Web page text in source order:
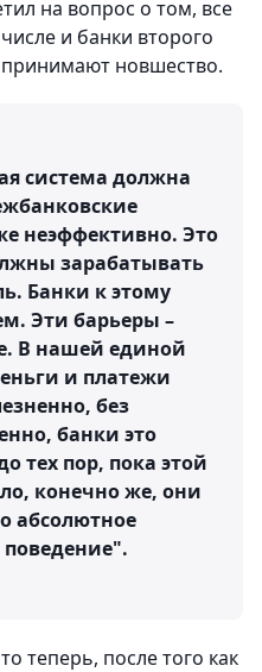
на вопрос о том, все
и банки второго
новшество.
система должна
неэффективно. Это
зарабатывать
Банки к этому
Эти барьеры –
В нашей единой
и платежи
без
банки это
тех пор, пока этой
конечно же, они
абсолютное
теперь, после того как